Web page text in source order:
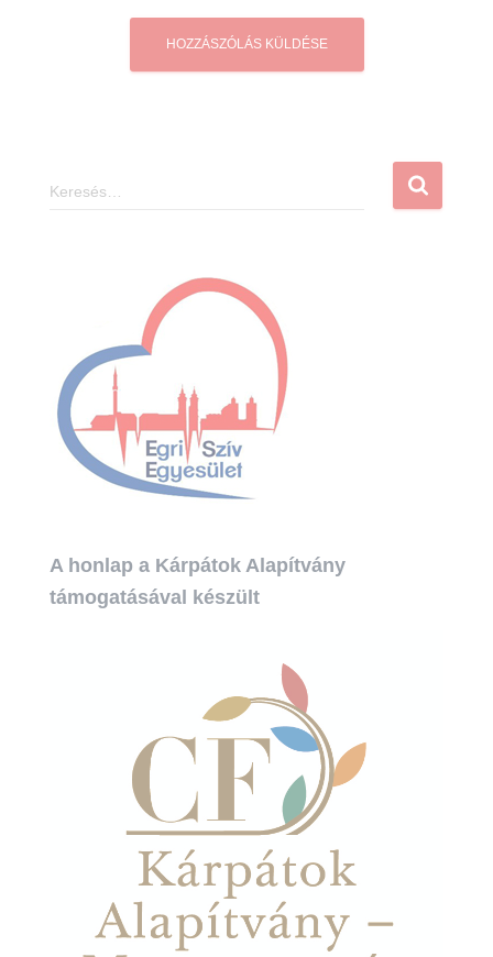
K
A honlap a Kárpátok Alapítvány
támogatásával készült